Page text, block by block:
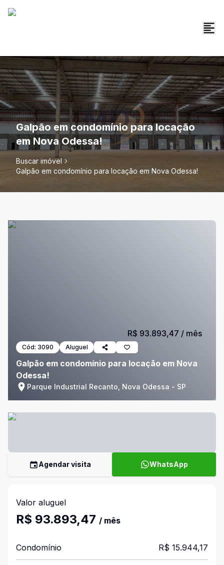
Galpão em condomínio para locação
em Nova Odessa!
Buscar imóvel
Galpão em condomínio para locação em Nova Odessa!
Cód: 3090 Aluguel
Galpão em condomínio para locação em Nova
Odessa!
Parque Industrial Recanto, Nova Odessa - SP
R$ 93.893,47 / mês
Agendar visita WhatsApp
Valor aluguel
R$ 93.893,47 / mês
Condomínio R$ 15.944,17